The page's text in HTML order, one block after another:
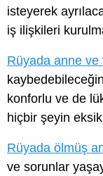
isteyerek
iş ilişkileri
Rüyada anne
konforlu ve de
hiçbir şeyin
Rüyada ölmüş
ve sorunlar